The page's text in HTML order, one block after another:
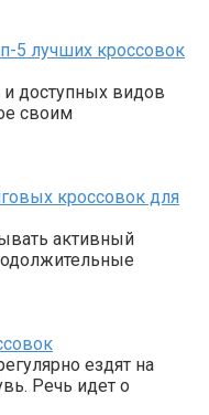
5 лучших кроссовок
доступных видов
своим
кроссовок для
активный
ездят на
Речь идет о